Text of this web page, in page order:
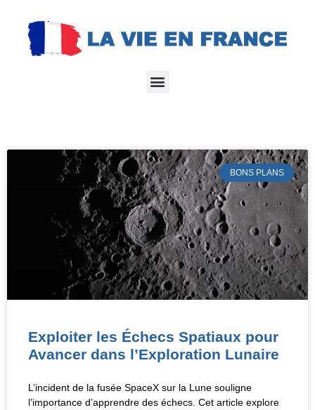
BONS PLANS
Exploiter les Échecs Spatiaux pour
Avancer dans l’Exploration Lunaire
L’incident de la fusée SpaceX sur la Lune souligne
l’importance d’apprendre des échecs. Cet article explore